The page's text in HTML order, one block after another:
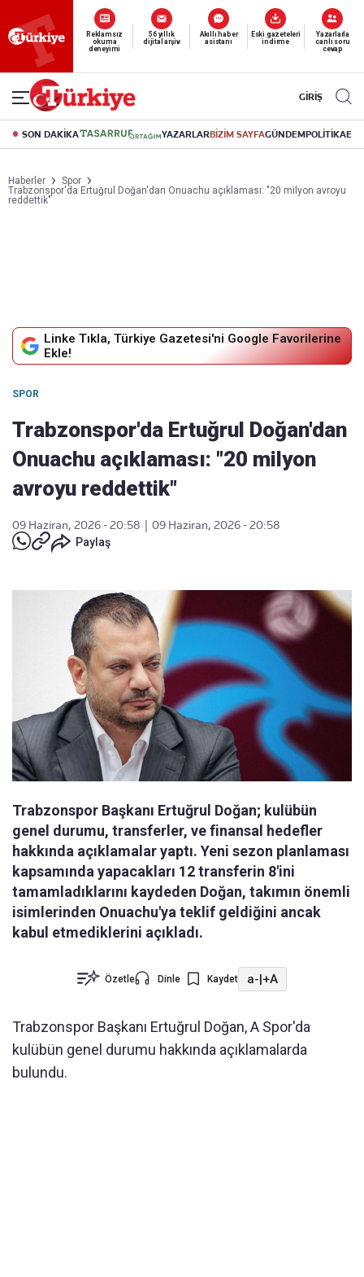
Reklamsız
okuma
deneyimi
56 yıllık
dijital arşiv
Akıllı haber
asistanı
Eski gazeteleri
indirme
Yazarlarla
canlı soru
cevap
GİRİŞ
SON DAKİKA YAZARLARBİZİM SAYFAGÜNDEMPOLİTİKA
Haberler
Spor
Trabzonspor'da Ertuğrul Doğan'dan Onuachu açıklaması: "20 milyon avroyu
reddettik"
Linke Tıkla, Türkiye Gazetesi'ni Google Favorilerine
Ekle!
SPOR
Trabzonspor'da Ertuğrul Doğan'dan
Onuachu açıklaması: "20 milyon
avroyu reddettik"
09 Haziran, 2026 - 20:58
09 Haziran, 2026 - 20:58
Paylaş
Trabzonspor Başkanı Ertuğrul Doğan; kulübün
genel durumu, transferler, ve finansal hedefler
hakkında açıklamalar yaptı. Yeni sezon planlaması
kapsamında yapacakları 12 transferin 8'ini
tamamladıklarını kaydeden Doğan, takımın önemli
isimlerinden Onuachu'ya teklif geldiğini ancak
kabul etmediklerini açıkladı.
Özetle Dinle Kaydet a-|+A
Trabzonspor Başkanı Ertuğrul Doğan, A Spor'da
kulübün genel durumu hakkında açıklamalarda
bulundu.